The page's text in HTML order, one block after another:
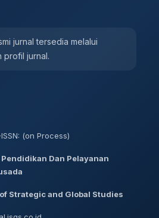
jurnal tersedia melalui
profil jurnal.
(on Process)
Dan Pelayanan
Strategic and Global Studies